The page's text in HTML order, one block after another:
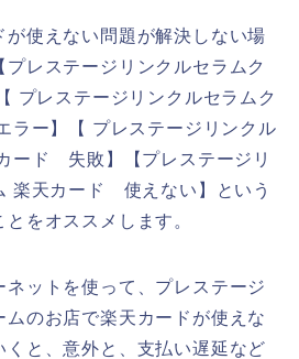
が使えない問題が解決しない場
レステージリンクルセラムク
プレステージリンクルセラムク
ー】【 プレステージリンクル
ード 失敗】【プレステージリ
楽天カード 使えない】という
をオススメします。
ネットを使って、プレステージ
ムのお店で楽天カードが使えな
くと、意外と、支払い遅延など